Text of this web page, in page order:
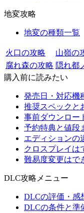
地変攻略
地変の種類一覧
火口の攻略
山嶺の
腐れ森の攻略 隠れ都
購入前に読みたい
発売日・対応機
推奨スペックと
事前ダウンロー
予約特典と値段
エディションの
クロスプレイは
難易度変更はで
DLC攻略メニュー
DLCの評価・感
DLCの条件と準